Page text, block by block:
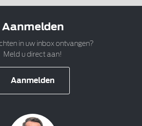
Aanmelden
in uw inbox ontvangen?
Meld u direct aan!
Aanmelden